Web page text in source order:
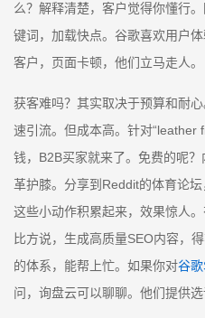
么？解释清楚，客户觉得你懂行
键词，加载快点。谷歌喜欢用户
客户，页面卡顿，他们立马走人。
获客难吗？其实取决于预算和耐
速引流。但成本高。针对“leather
钱，B2B买家就来了。免费的呢
革护膝。分享到Reddit的体育论
这些小动作积累起来，效果惊人
比方说，生成高质量SEO内容，
的体系，能帮上忙。如果你对谷
问，询盘云可以聊聊。他们提供选